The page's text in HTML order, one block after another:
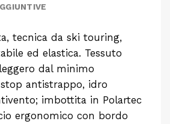
tecnica da ski touring,
ed elastica. Tessuto
dal minimo
antistrappo, idro
imbottita in Polartec
ergonomico con bordo